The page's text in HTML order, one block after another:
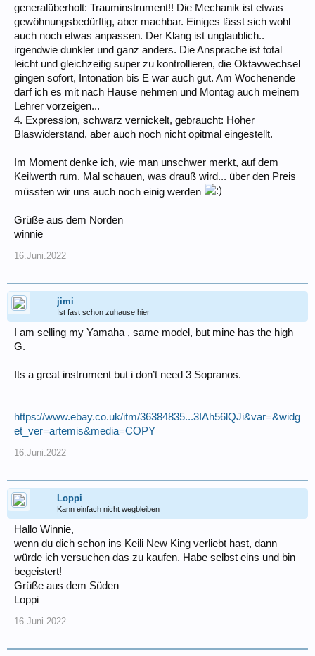
generalüberholt: Trauminstrument!! Die Mechanik ist etwas
gewöhnungsbedürftig, aber machbar. Einiges lässt sich wohl
auch noch etwas anpassen. Der Klang ist unglaublich..
irgendwie dunkler und ganz anders. Die Ansprache ist total
leicht und gleichzeitig super zu kontrollieren, die Oktavwechsel
gingen sofort, Intonation bis E war auch gut. Am Wochenende
darf ich es mit nach Hause nehmen und Montag auch meinem
Lehrer vorzeigen...
4. Expression, schwarz vernickelt, gebraucht: Hoher
Blaswiderstand, aber auch noch nicht opitmal eingestellt.
Im Moment denke ich, wie man unschwer merkt, auf dem
Keilwerth rum. Mal schauen, was drauß wird... über den Preis
müssten wir uns auch noch einig werden
Grüße aus dem Norden
winnie
16.Juni.2022
jimi
Ist fast schon zuhause hier
I am selling my Yamaha , same model, but mine has the high
G.
Its a great instrument but i don’t need 3 Sopranos.
https://www.ebay.co.uk/itm/36384835...3IAh56lQJi&var=&widg
et_ver=artemis&media=COPY
16.Juni.2022
Loppi
Kann einfach nicht wegbleiben
Hallo Winnie,
wenn du dich schon ins Keili New King verliebt hast, dann
würde ich versuchen das zu kaufen. Habe selbst eins und bin
begeistert!
Grüße aus dem Süden
Loppi
16.Juni.2022